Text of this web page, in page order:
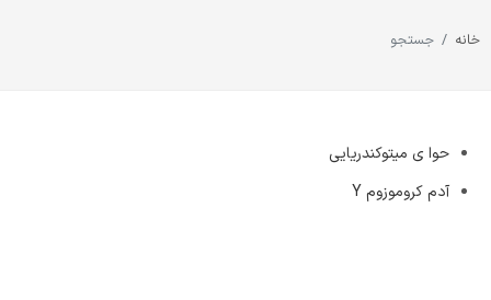
خانه جستجو
حوا‌ ی میتوکندریایی
آدم کروموزوم Y